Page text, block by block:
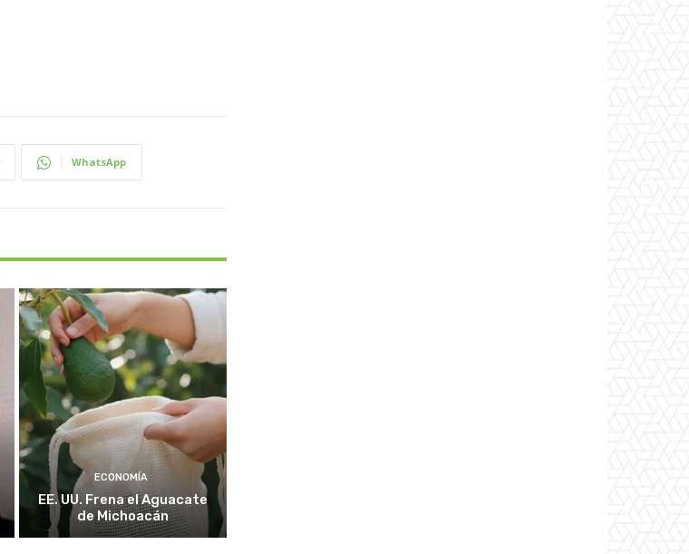
WhatsApp
ECONOMÍA
EE. UU. Frena el Aguacate
de Michoacán